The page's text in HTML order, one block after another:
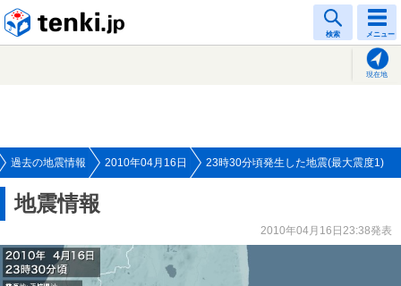
検索 メニュー
現在地
過去の地震情報 2010年04月16日 23時30分頃発生した地震(最大震度1)
地震情報
2010年04月16日23:38発表